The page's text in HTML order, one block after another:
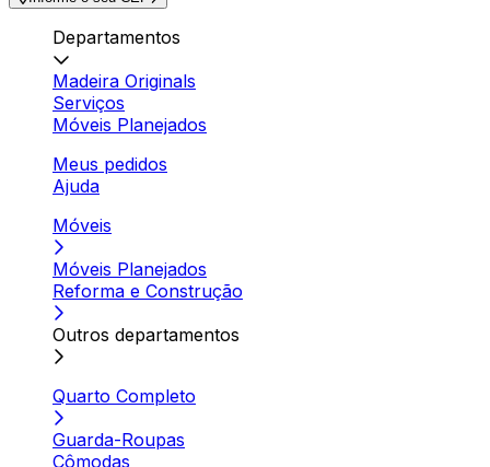
Departamentos
Madeira Originals
Serviços
Móveis Planejados
Meus pedidos
Ajuda
Móveis
Móveis Planejados
Reforma e Construção
Outros departamentos
Quarto Completo
Guarda-Roupas
Cômodas